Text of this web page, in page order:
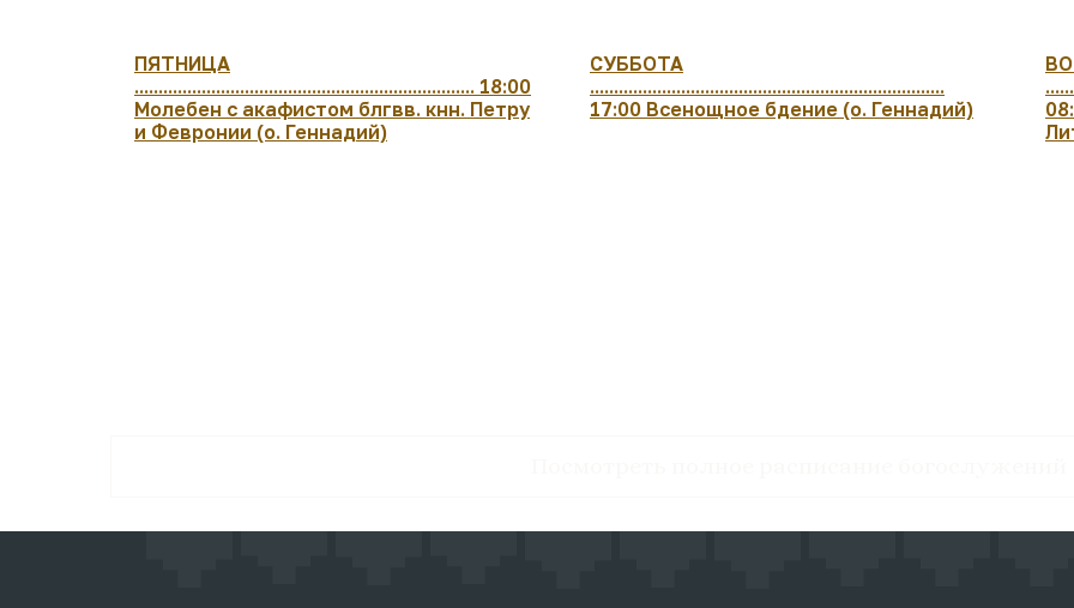
ПЯТНИЦА
....................................................................... 18:00
Молебен с акафистом блгвв. кнн. Петру
и Февронии (о. Геннадий)
СУББОТА
..........................................................................
17:00 Всенощное бдение (о. Геннадий)